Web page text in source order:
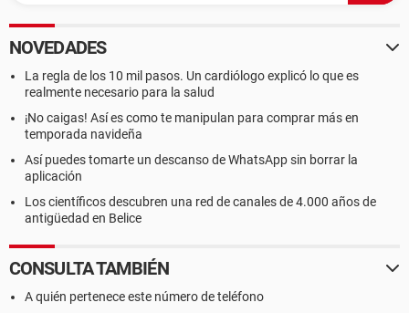
NOVEDADES
La regla de los 10 mil pasos. Un cardiólogo explicó lo que es
realmente necesario para la salud
¡No caigas! Así es como te manipulan para comprar más en
temporada navideña
Así puedes tomarte un descanso de WhatsApp sin borrar la
aplicación
Los científicos descubren una red de canales de 4.000 años de
antigüedad en Belice
CONSULTA TAMBIÉN
A quién pertenece este número de teléfono